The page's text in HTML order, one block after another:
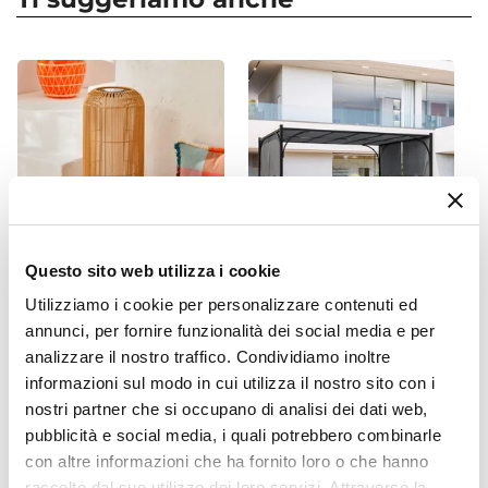
Questo sito web utilizza i cookie
Utilizziamo i cookie per personalizzare contenuti ed
annunci, per fornire funzionalità dei social media e per
analizzare il nostro traffico. Condividiamo inoltre
informazioni sul modo in cui utilizza il nostro sito con i
nostri partner che si occupano di analisi dei dati web,
pubblicità e social media, i quali potrebbero combinarle
con altre informazioni che ha fornito loro o che hanno
Colore
Caratteristiche Divano
Tipologia
Divano
Larghezza
Altezza
Reversibile
Si
Braccioli
Si
Polyrattan
Colore Struttura
CODICE: KTY-1NT
Piantana LED a ricarica
solare in polipropilene color
naturale - Ketty
€ 84,80
CODICE: ED34A
Gazebo 3x4 m tetto
scorrevole grigio e struttura
antracite - Edvige
€ 267,00